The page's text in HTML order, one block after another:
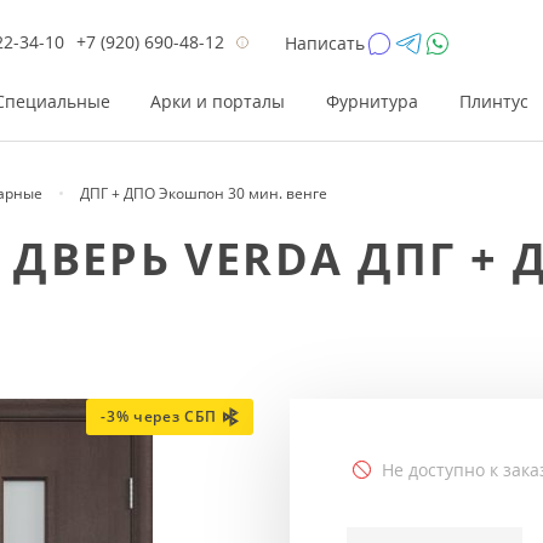
34-10 +7 (920) 690-48-12 Написать
до 26 200Р
до 17 800Р
Арки и порталы Фурнитура Плинтус
ДПГ + ДПО Экошпон 30 мин. венге
VERDA ДПГ
-3% через СБП
Не доступно к